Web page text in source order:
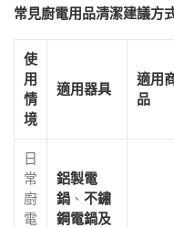
常見廚電用品清潔建議方
使
用
情
境
適用器具
適用
品
日
常
廚
電
鋁製電
鍋 、 不鏽
鋼電鍋及